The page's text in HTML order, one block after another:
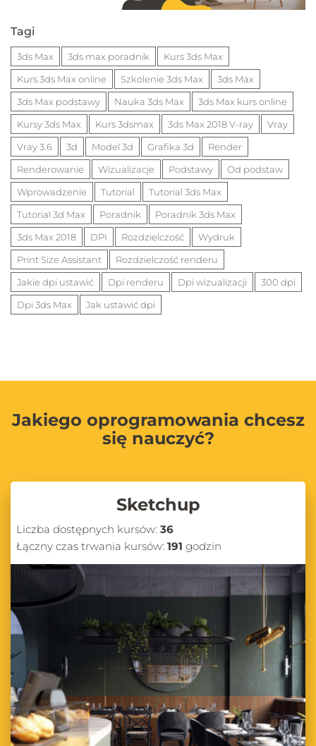
Tagi
3ds Max 3ds max poradnik
Kurs 3ds Max
Kurs 3ds Max online
Szkolenie 3ds Max
3ds Max
3ds Max podstawy
Nauka 3ds Max
3ds Max kurs online
Kursy 3ds Max
Kurs 3dsmax 3ds Max 2018 V-ray
Vray
Vray 3.6
3d Model 3d Grafika 3d
Render
Renderowanie
Wizualizacje Podstawy
Od podstaw
Wprowadzenie
Tutorial
Tutorial 3ds Max
Tutorial 3d Max
Poradnik
Poradnik 3ds Max
3ds Max 2018
DPI Rozdzielczość
Wydruk
Print Size Assistant
Rozdzielczość renderu
Jakie dpi ustawić
Dpi renderu Dpi wizualizacji
300 dpi
Dpi 3ds Max
Jak ustawić dpi
Jakiego oprogramowania chcesz
się nauczyć?
Sketchup
Liczba dostępnych kursów: 36
Łączny czas trwania kursów: 191 godzin